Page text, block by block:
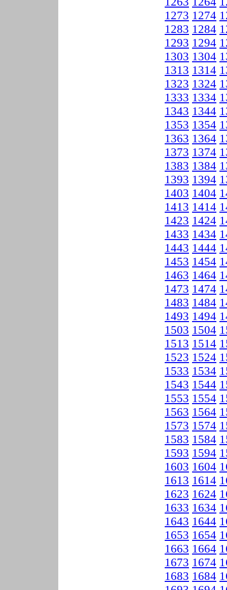
1273 1274
1283 1284
1293 1294
1303 1304
1313 1314
1323 1324
1333 1334
1343 1344
1353 1354
1363 1364
1373 1374
1383 1384
1393 1394
1403 1404
1413 1414
1423 1424
1433 1434
1443 1444
1453 1454
1463 1464
1473 1474
1483 1484
1493 1494
1503 1504
1513 1514
1523 1524
1533 1534
1543 1544
1553 1554
1563 1564
1573 1574
1583 1584
1593 1594
1603 1604
1613 1614
1623 1624
1633 1634
1643 1644
1653 1654
1663 1664
1673 1674
1683 1684